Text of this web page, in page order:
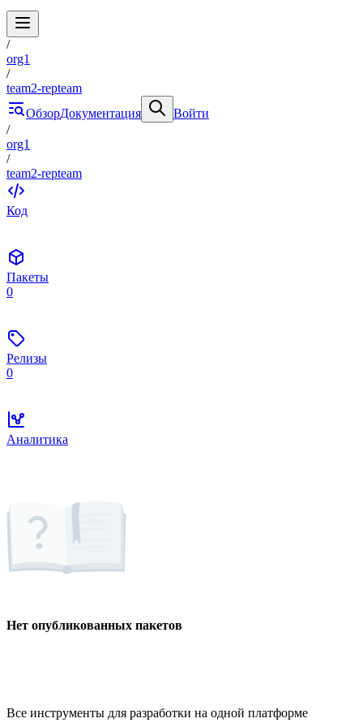
/
org1
/
team2-repteam
ОбзорДокументация
Войти
/
org1
/
team2-repteam
Код
Пакеты
0
Релизы
0
Аналитика
Нет опубликованных пакетов
Все инструменты для разработки на одной платформе